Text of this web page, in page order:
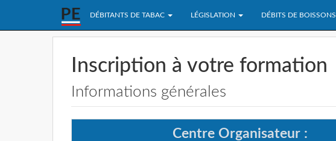
DÉBITANTS DE TABAC LÉGISLATION DÉBITS DE BOISSONS
Inscription à votre formation
Informations générales
Centre Organisateur :